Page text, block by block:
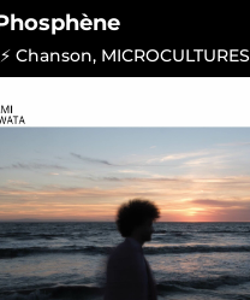
⚡ Chanson, MICROCULTURES